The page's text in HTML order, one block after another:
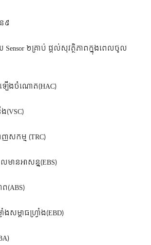
៩
Sensor ២គ្រាប់ ផ្តល់សុវត្ថិភាពក្នុងពេលចូល
ឡើងចំណោត(HAC)
(VSC)
ញសកម្ម (TRC)
មានអាសន្ន(EBS)
ព(ABS)
ងសម្ពាធហ្រ្វាំង(EBD)